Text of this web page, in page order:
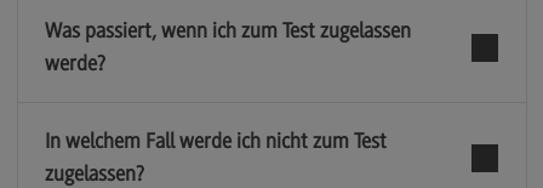
Was passiert, wenn ich zum Test zugelassen
werde?
In welchem Fall werde ich nicht zum Test
zugelassen?